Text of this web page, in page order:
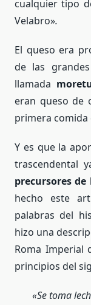
cualquier tipo
Velabro».
El queso era
de las
llamada
eran queso de
primera comida
Y es que la
trascendental
precursores
hecho este
palabras del
hizo una
Roma Imperial
principios del
«Se toma